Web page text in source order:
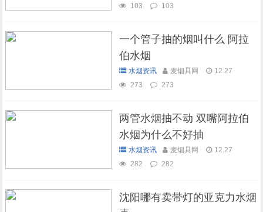
103
103
一个管子抽的烟叫什么 阿拉
伯水烟
水烟资讯 麦烟具网
12.27
273
273
两管水烟抽不动 双嘴阿拉伯
水烟为什么不好抽
水烟资讯 麦烟具网
12.27
282
282
沈阳哪有卖带灯的亚克力水烟